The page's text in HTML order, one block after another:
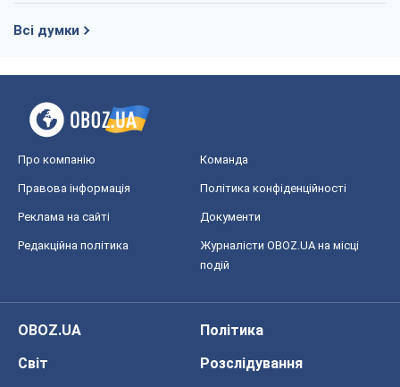
Всі думки
Про компанію Команда
Правова інформація Політика конфіденційності
Реклама на сайті Документи
Редакційна політика
Журналісти OBOZ.UA на місці
подій
OBOZ.UA
Політика
Світ
Розслідування